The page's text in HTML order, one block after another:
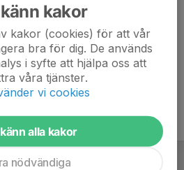
kakor
kakor (cookies) för att vår
bra för dig. De används
i syfte att hjälpa oss att
våra tjänster.
vi cookies
alla kakor
nödvändiga